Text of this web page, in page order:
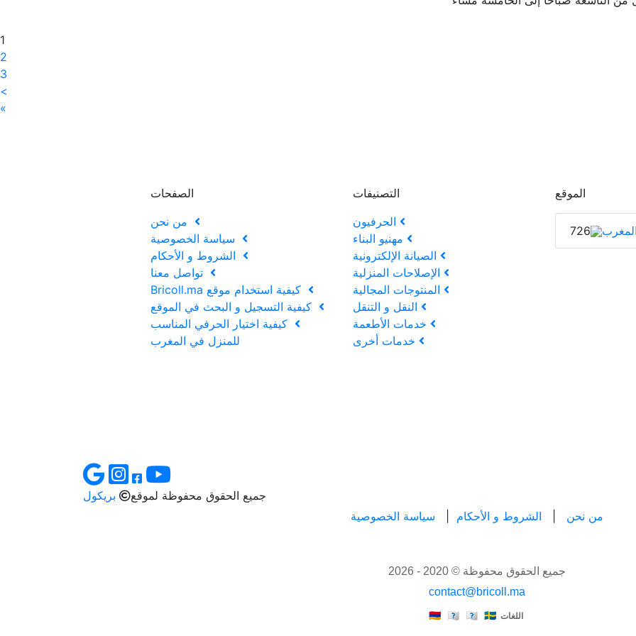
1
2
3
>
»
الموقع
726
التصنيفات
الحرفيون
مهنيو البناء
الصيانة الإلكترونية
الإصلاحات المنزلية
المنتوجات المجالية
النقل و التنقل
خدمات الأطعمة
خدمات أخرى
الصفحات
من نحن
سياسة الخصوصية
الشروط و الأحكام
تواصل معنا
كيفية استخدام موقع Bricoll.ma
كيفية التسجيل و البحث في الموقع
كيفية اختيار الحرفي المناسب
للمنزل في المغرب
جميع الحقوق محفوظة لموقع
بريكول
من نحن
الشروط و الأحكام سياسة الخصوصية
جميع الحقوق محفوظة © 2020 - 2026
contact@bricoll.ma
اللغات 🇲🇦 🇫🇷 🇺🇸 🇪🇸